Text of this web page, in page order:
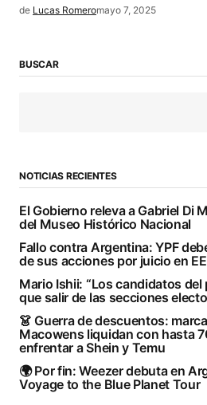
de Lucas Romeromayo 7, 2025
BUSCAR
NOTICIAS RECIENTES
El Gobierno releva a Gabriel Di
del Museo Histórico Nacional
Fallo contra Argentina: YPF
de sus acciones por juicio en
Mario Ishii: “Los candidatos
que salir de las secciones
👗 Guerra de descuentos:
Macowens liquidan con hasta
enfrentar a Shein y Temu
🌍 Por fin: Weezer debuta en
Voyage to the Blue Planet Tour